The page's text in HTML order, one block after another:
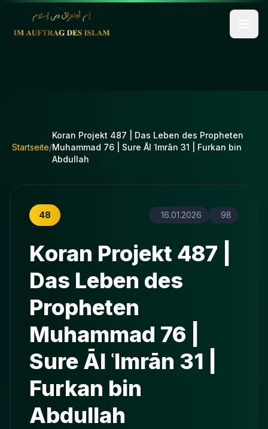
Startseite/
Koran Projekt 487 | Das Leben des Propheten
Muhammad 76 | Sure Āl ʿImrān 31 | Furkan bin
Abdullah
48 16.01.2026 98
Koran Projekt 487 |
Das Leben des
Propheten
Muhammad 76 |
Sure Āl ʿImrān 31 |
Furkan bin
Abdullah